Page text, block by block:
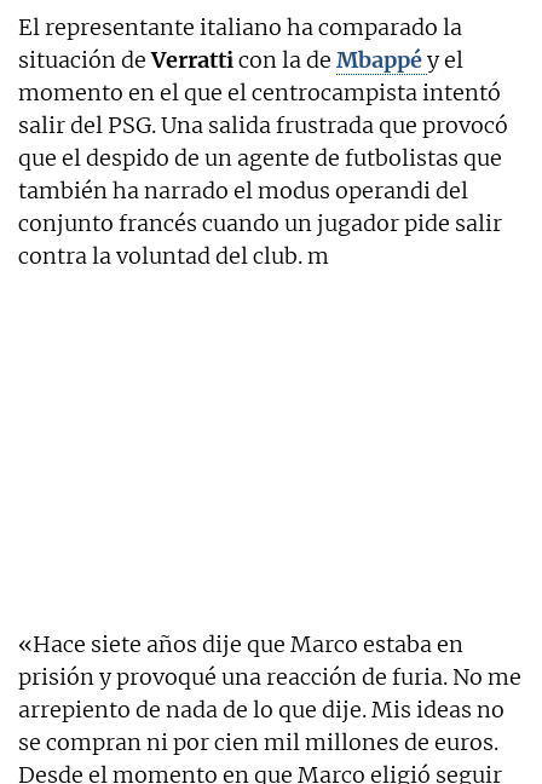
El representante italiano ha comparado la
situación deVerratticon la de Mbappéy el
momento en el que el centrocampista intentó
salir del PSG. Una salida frustrada que provocó
que el despido de un agente de futbolistas que
también ha narrado el modus operandi del
conjunto francés cuando un jugador pide salir
contra la voluntad del club. m
«Hace siete años dije que Marco estaba en
prisión y provoqué una reacción de furia. No me
arrepiento de nada de lo que dije. Mis ideas no
se compran ni por cien mil millones de euros.
Desde el momento en que Marco eligió seguir